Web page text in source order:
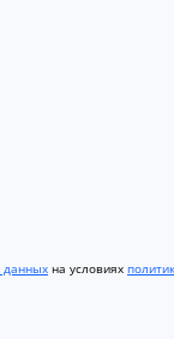
данных на условиях